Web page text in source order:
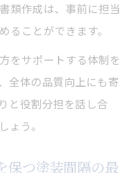
類作成は、事前に担当
ることができます。
をサポートする体制を
全体の品質向上にも寄
と役割分担を話し合
ょう。
保つ塗装間隔の最